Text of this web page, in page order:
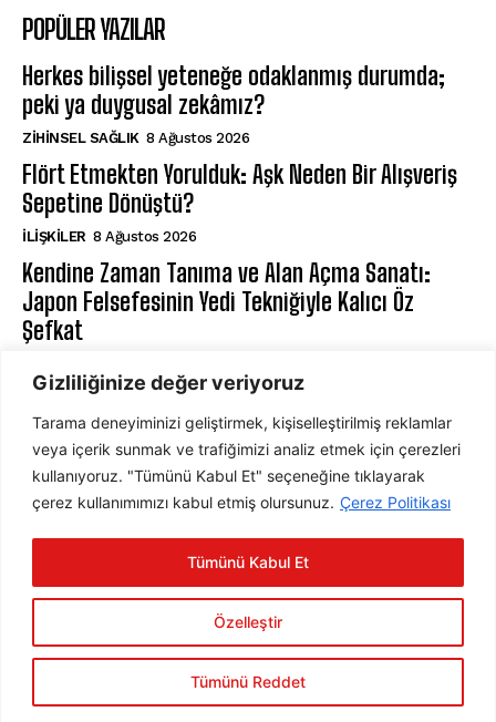
Gizliliğinize değer veriyoruz
Tarama deneyiminizi geliştirmek, kişiselleştirilmiş reklamlar
veya içerik sunmak ve trafiğimizi analiz etmek için çerezleri
kullanıyoruz. "Tümünü Kabul Et" seçeneğine tıklayarak
çerez kullanımımızı kabul etmiş olursunuz. Çerez Politikası
Özelleştir
Tümünü Reddet
Tümünü Kabul Et
POPÜLER YAZILAR
Herkes bilişsel yeteneğe odaklanmış durumda;
peki ya duygusal zekâmız?
ZIHINSEL SAĞLIK 8 Ağustos 2026
Flört Etmekten Yorulduk: Aşk Neden Bir Alışveriş
Sepetine Dönüştü?
İLIŞKILER 8 Ağustos 2026
Kendine Zaman Tanıma ve Alan Açma Sanatı:
Japon Felsefesinin Yedi Tekniğiyle Kalıcı Öz
Şefkat
ABONE OL
ABONE OL
okudum, onaylıyorum.
2025 © Psychology Times Türkiye Tüm hakları saklıdır.